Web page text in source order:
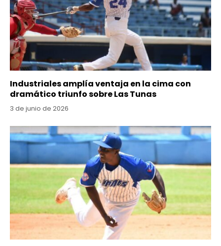
Industriales amplía ventaja en la cima con
dramático triunfo sobre Las Tunas
3 de junio de 2026